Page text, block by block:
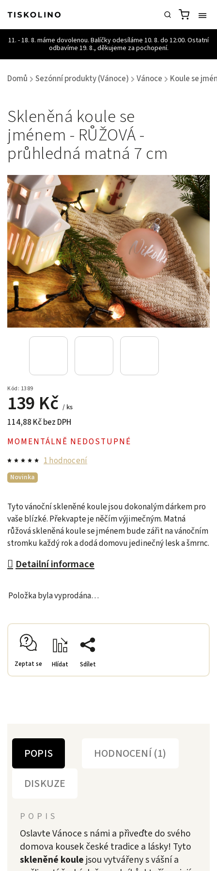
Domů / Sezónní produkty (Vánoce) / Vánoce / Koule se
Skleněná koule se
jménem - RŮŽOVÁ -
průhledná matná 7 cm
Kód: 1389
139 Kč / ks
114,88 Kč bez DPH
MOMENTÁLNĚ NEDOSTUPNÉ
Novinka
1 hodnocení
Tyto vánoční skleněné koule jsou dokonalým dárkem pro
vaše blízké. Překvapte je něčím výjimečným. Matná
růžová skleněná koule se jménem budezářit na vánočním
stromku každý rok a dodá domovu jedinečný lesk a šmrnc.
Detailní informace
Položka byla vyprodána…
Zeptat se Hlídat Sdílet
POPIS
HODNOCENÍ (1)
DISKUZE
POPIS
Oslavte Vánoce s námi a přiveďte do svého
domova kousek české tradice a lásky! Tyto
skleněné koule jsou vytvářeny s vášní a